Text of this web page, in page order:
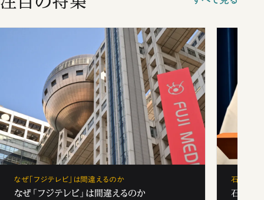
なぜ「フジテレビ」は間違えるのか
なぜ「フジテレビ」は間違えるのか
石破茂、
石破茂